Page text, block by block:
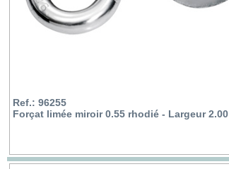
Ref.: 96255
Forçat limée miroir 0.55 rhodié - Largeur 2.00